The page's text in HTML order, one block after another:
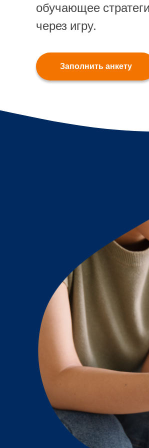
обучающее
через игру.
Заполнить анкету